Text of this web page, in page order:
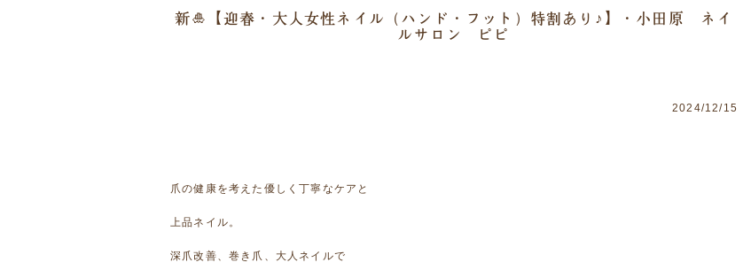
新🎍【迎春・大人女性ネイル（ハンド・フット）特割あり♪】・小田原 ネイ
ルサロン ピピ
2024/12/15
爪の健康を考えた優しく丁寧なケアと
上品ネイル。
深爪改善、巻き爪、大人ネイルで